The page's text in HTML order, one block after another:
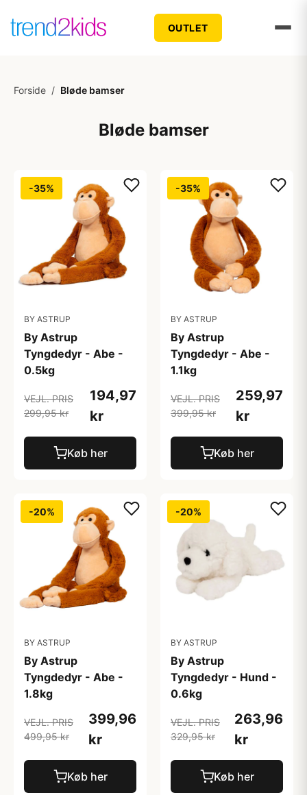
OUTLET
Forside / Bløde bamser
Bløde bamser
-35%
BY ASTRUP
By Astrup
Tyngdedyr - Abe -
0.5kg
VEJL. PRIS
299,95 kr
194,97
kr
Køb her
-35%
BY ASTRUP
By Astrup
Tyngdedyr - Abe -
1.1kg
VEJL. PRIS
399,95 kr
259,97
kr
Køb her
-20%
BY ASTRUP
By Astrup
Tyngdedyr - Abe -
1.8kg
VEJL. PRIS
499,95 kr
399,96
kr
Køb her
-20%
BY ASTRUP
By Astrup
Tyngdedyr - Hund -
0.6kg
VEJL. PRIS
329,95 kr
263,96
kr
Køb her